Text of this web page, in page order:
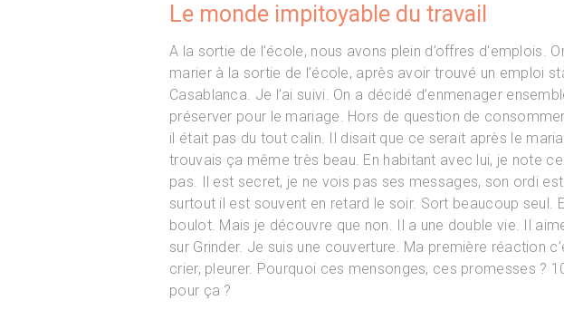
Le monde impitoyable du travail
A la sortie de l’école, nous avons plein d’offres d’emplois.
marier à la sortie de l’école, après avoir trouvé un emploi
Casablanca. Je l’ai suivi. On a décidé d’enmenager
préserver pour le mariage. Hors de question de
il était pas du tout calin. Il disait que ce serait après le
trouvais ça même très beau. En habitant avec lui, je note
pas. Il est secret, je ne vois pas ses messages, son ordi
surtout il est souvent en retard le soir. Sort beaucoup seul.
boulot. Mais je découvre que non. Il a une double vie. Il
sur Grinder. Je suis une couverture. Ma première réaction
crier, pleurer. Pourquoi ces mensonges, ces promesses ?
pour ça ?